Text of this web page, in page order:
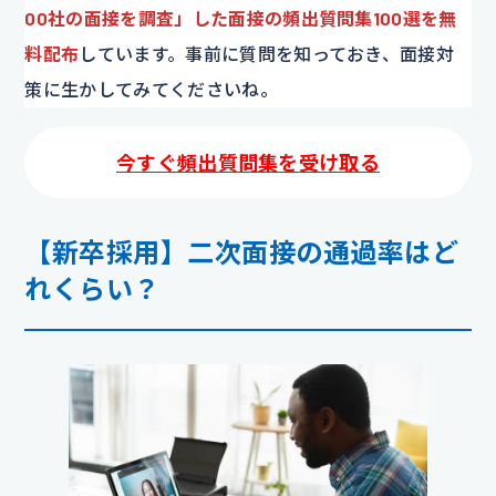
00社の面接を調査」した面接の頻出質問集100選を無
料配布 しています。事前に質問を知っておき、面接対
策に生かしてみてくださいね。
今すぐ頻出質問集を受け取る
【新卒採用】二次面接の通過率はど
れくらい？